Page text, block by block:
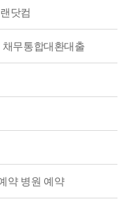
닷컴
무통합대환대출
약 병원 예약